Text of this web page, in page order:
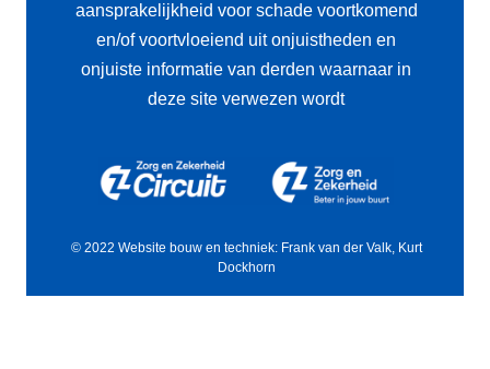
aansprakelijkheid voor schade voortkomend
en/of voortvloeiend uit onjuistheden en
onjuiste informatie van derden waarnaar in
deze site verwezen wordt
© 2022 Website bouw en techniek: Frank van der Valk, Kurt
Dockhorn